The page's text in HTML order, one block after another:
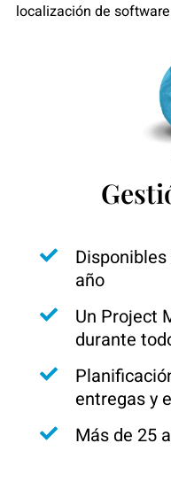
localización de
año
Un Project
durante
entregas y
Más de 25